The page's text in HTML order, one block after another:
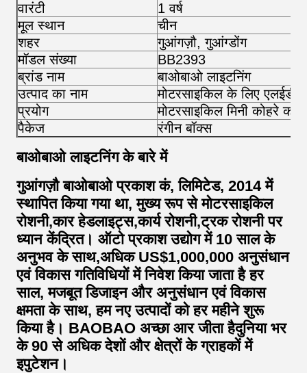
वारंटी
1 वर्ष
मूल स्थान
चीन
शहर
गुआंगज़ौ, गुआंग्डोंग
मॉडल संख्या
BB2393
ब्रांड नाम
बाओबाओ लाइटनिंग
उत्पाद का नाम
मोटरसाइकिल के लिए एलईडी
प्रयोग
मोटरसाइकिल मिनी कोहरे का
पैकेज
रंगीन बॉक्स
बाओबाओ लाइटनिंग के बारे में
गुआंगज़ौ बाओबाओ प्रकाश कं, लिमिटेड, 2014 में
स्थापित किया गया था, मुख्य रूप से मोटरसाइकिल
रोशनी,कार हेडलाइट्स,कार्य रोशनी,ट्रक रोशनी पर
ध्यान केंद्रित। ऑटो प्रकाश उद्योग में 10 साल के
अनुभव के साथ,अधिक US$1,000,000 अनुसंधान
एवं विकास गतिविधियों में निवेश किया जाता है हर
साल, मजबूत डिजाइन और अनुसंधान एवं विकास
क्षमता के साथ, हम नए उत्पादों को हर महीने शुरू
किया है। BAOBAO अच्छा आर जीता हैदुनिया भर
के 90 से अधिक देशों और क्षेत्रों के ग्राहकों में
इपुटेशन।